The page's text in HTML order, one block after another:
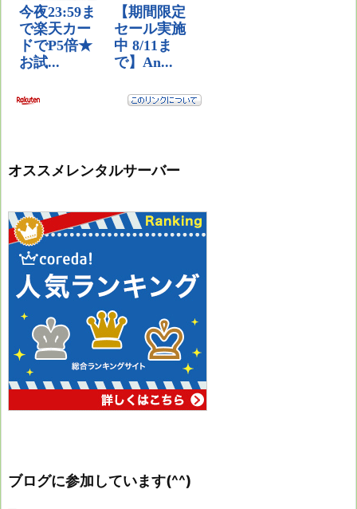
オススメレンタルサーバー
ブログに参加しています(^^)